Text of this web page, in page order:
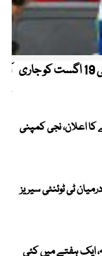
کیریبین پریمیئر لیگ ، قومی کرکٹرز کو این او سی 19 اگست کو جاری
کرنے کا اعلان، نجی کمپنی
درمیان ٹی ٹوئنٹی سیریز
ایک ہفتے میں کئی